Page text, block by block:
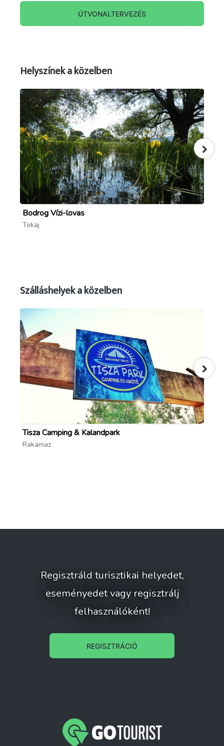
ÚTVONALTERVEZÉS
Helyszínek a közelben
Bodrog Vízi-lovas
Tokaj
Szálláshelyek a közelben
Tisza Camping & Kalandpark
Rakamaz
Regisztráld turisztikai helyedet,
eseményedet vagy regisztrálj
felhasználóként!
REGISZTRÁCIÓ